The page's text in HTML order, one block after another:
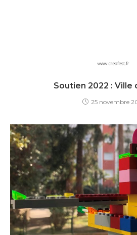
Soutien 2022 : Ville
25 novembre